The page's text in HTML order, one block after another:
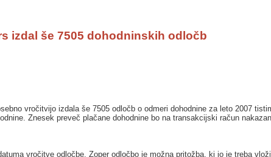
izdal še 7505 dohodninskih odločb
vročitvijo izdala še 7505 odločb o odmeri dohodnine za leto 2007
Znesek preveč plačane dohodnine bo na transakcijski račun
vročitve odločbe. Zoper odločbo je možna pritožba, ki jo je treba